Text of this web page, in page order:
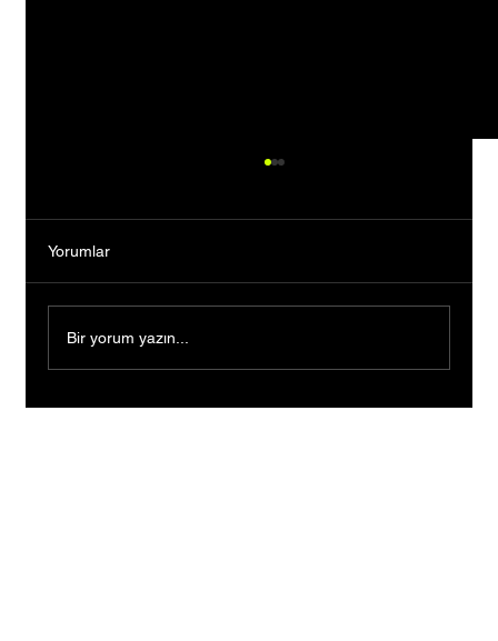
Yorumlar
Bir yorum yazın...